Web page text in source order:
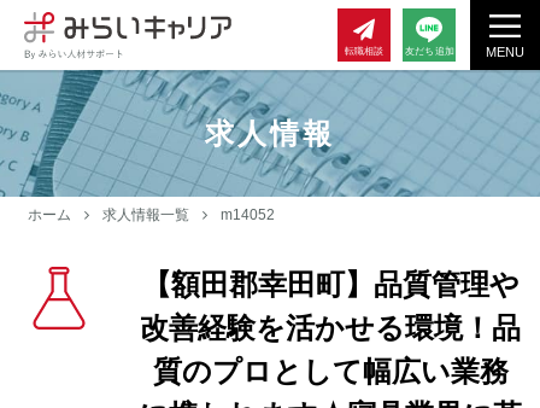
MENU
転職相談 友だち追加
求人情報
ホーム 求人情報一覧 m14052
【額田郡幸田町】品質管理や
改善経験を活かせる環境！品
質のプロとして幅広い業務